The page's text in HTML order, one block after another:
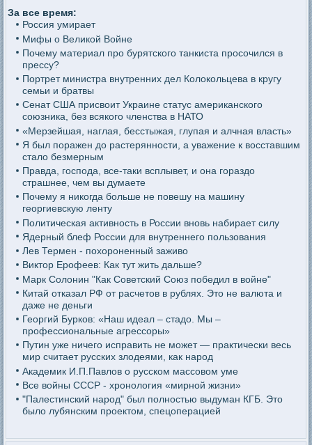
За все время:
Россия умирает
Мифы о Великой Войне
Почему материал про бурятского танкиста просочился в
прессу?
Портрет министра внутренних дел Колокольцева в кругу
семьи и братвы
Сенат США присвоит Украине статус американского
союзника, без всякого членства в НАТО
«Мерзейшая, наглая, бесстыжая, глупая и алчная власть»
Я был поражен до растерянности, а уважение к восставшим
стало безмерным
Правда, господа, все-таки всплывет, и она гораздо
страшнее, чем вы думаете
Почему я никогда больше не повешу на машину
георгиевскую ленту
Политическая активность в России вновь набирает силу
Ядерный блеф России для внутреннего пользования
Лев Термен - похороненный заживо
Виктор Ерофеев: Как тут жить дальше?
Марк Солонин "Как Советский Союз победил в войне"
Китай отказал РФ от расчетов в рублях. Это не валюта и
даже не деньги
Георгий Бурков: «Наш идеал – стадо. Мы –
профессиональные агрессоры»
Путин уже ничего исправить не может — практически весь
мир считает русских злодеями, как народ
Академик И.П.Павлов о русском массовом уме
Все войны СССР - хронология «мирной жизни»
"Палестинский народ" был полностью выдуман КГБ. Это
было лубянским проектом, спецоперацией